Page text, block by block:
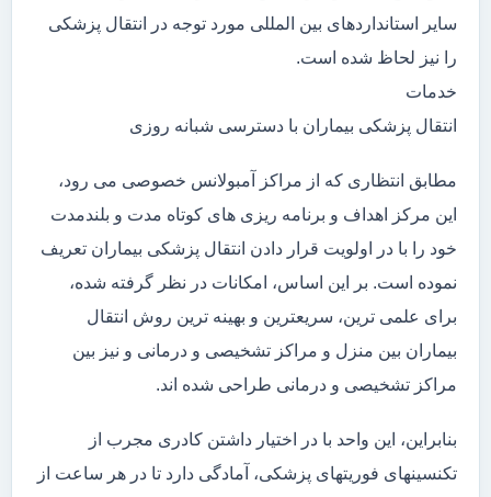
سایر استانداردهای بین المللی مورد توجه در انتقال پزشکی
را نیز لحاظ شده است.
خدمات
انتقال پزشکی بیماران با دسترسی شبانه روزی
مطابق انتظاری که از مراکز آمبولانس خصوصی می رود،
این مرکز اهداف و برنامه ریزی های کوتاه مدت و بلندمدت
خود را با در اولویت قرار دادن انتقال پزشکی بیماران تعریف
نموده است. بر این اساس، امکانات در نظر گرفته شده،
برای علمی ترین، سریعترین و بهینه ترین روش انتقال
بیماران بین منزل و مراکز تشخیصی و درمانی و نیز بین
مراکز تشخیصی و درمانی طراحی شده اند.
بنابراین، این واحد با در اختیار داشتن کادری مجرب از
تکنسینهای فوریتهای پزشکی، آمادگی دارد تا در هر ساعت از